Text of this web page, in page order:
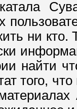
ни кто.
найти
того,